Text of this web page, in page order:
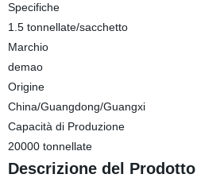
Specifiche
1.5 tonnellate/sacchetto
Marchio
demao
Origine
China/Guangdong/Guangxi
Capacità di Produzione
20000 tonnellate
Descrizione del Prodotto